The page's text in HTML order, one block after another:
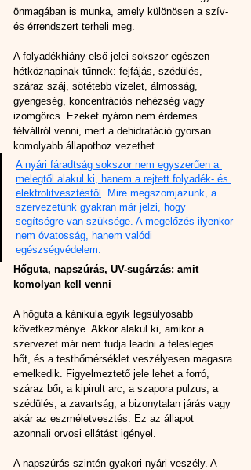
önmagában is munka, amely különösen a szív-
és érrendszert terheli meg.
A folyadékhiány első jelei sokszor egészen
hétköznapinak tűnnek: fejfájás, szédülés,
száraz száj, sötétebb vizelet, álmosság,
gyengeség, koncentrációs nehézség vagy
izomgörcs. Ezeket nyáron nem érdemes
félvállról venni, mert a dehidratáció gyorsan
komolyabb állapothoz vezethet.
A nyári fáradtság sokszor nem egyszerűen a
melegtől alakul ki, hanem a rejtett folyadék- és
elektrolitvesztéstől
Mire megszomjazunk, a
szervezetünk gyakran már jelzi, hogy
segítségre van szüksége. A megelőzés ilyenkor
nem óvatosság, hanem valódi
egészségvédelem.
Hőguta, napszúrás, UV-sugárzás: amit
komolyan kell venni
A hőguta a kánikula egyik legsúlyosabb
következménye. Akkor alakul ki, amikor a
szervezet már nem tudja leadni a felesleges
hőt, és a testhőmérséklet veszélyesen magasra
emelkedik. Figyelmeztető jele lehet a forró,
száraz bőr, a kipirult arc, a szapora pulzus, a
szédülés, a zavartság, a bizonytalan járás vagy
akár az eszméletvesztés. Ez az állapot
azonnali orvosi ellátást igényel.
A napszúrás szintén gyakori nyári veszély. A